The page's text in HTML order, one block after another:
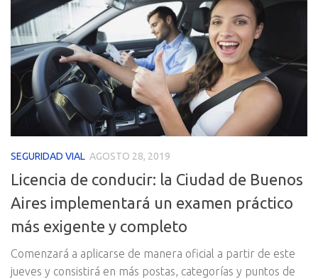
SEGURIDAD VIAL AGOSTO 28, 2019
Licencia de conducir: la Ciudad de Buenos
Aires implementará un examen práctico
más exigente y completo
Comenzará a aplicarse de manera oficial a partir de este
jueves y consistirá en más postas, categorías y puntos de